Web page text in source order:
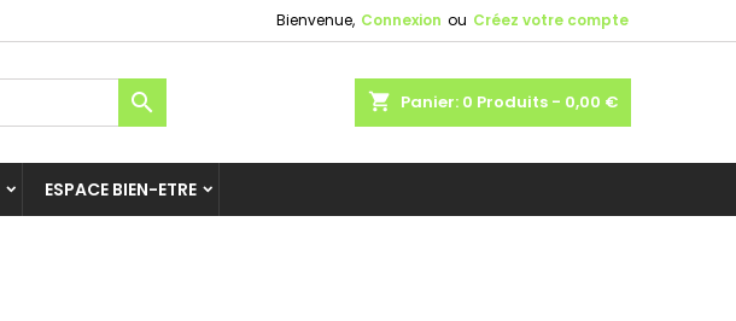
Bienvenue, Connexion ou Créez votre compte
shopping_cart Panier: 0 Produits - 0,00 €

ESPACE BIEN-ETRE